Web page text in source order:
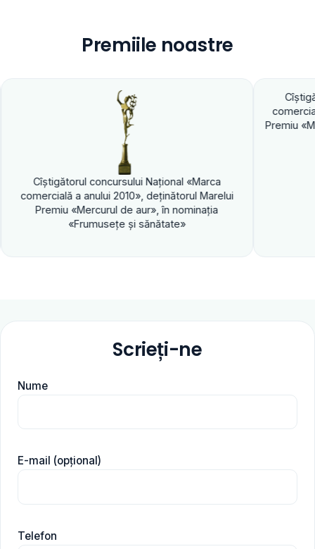
Premiile noastre
concursului Naţional «Marca
a anului 2010», deţinătorul Marelui
«Mercurul de aur», în nominaţia
«Frumuseţe şi sănătate»
Cîştigătorul
comercială a anului
Premiu «Mercurul de
Scrieți-ne
Nume
E-mail (opțional)
Telefon